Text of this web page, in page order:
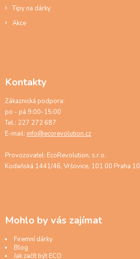
Tipy na dárky
Akce
Kontakty
Zákaznická podpora:
po - pá 9:00-15:00
Tel.: 227 272 687
E-mail: info@ecorevolution.cz
Provozovatel: EcoRevolution, s.r.o.
Kodaňská 1441/46, Vršovice, 101 00 Praha 10
Mohlo by vás zajímat
Firemní dárky
Blog
Jak začít být ECO